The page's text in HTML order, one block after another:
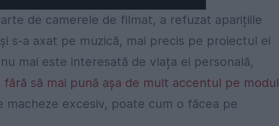
de camerele de filmat, a refuzat aparițiile
s-a axat pe muzică, mai precis pe proiectul ei
mai este interesată de viața ei personală,
fără să mai pună așa de mult accentul pe modul
macheze excesiv, poate cum o făcea pe